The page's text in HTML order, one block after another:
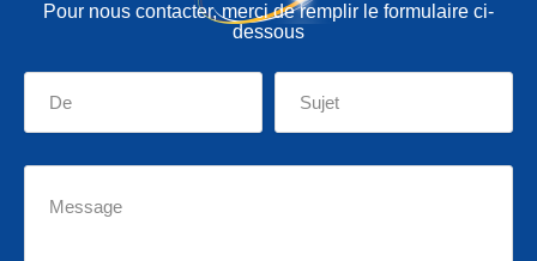
Pour nous contacter, merci de remplir le formulaire ci-
dessous